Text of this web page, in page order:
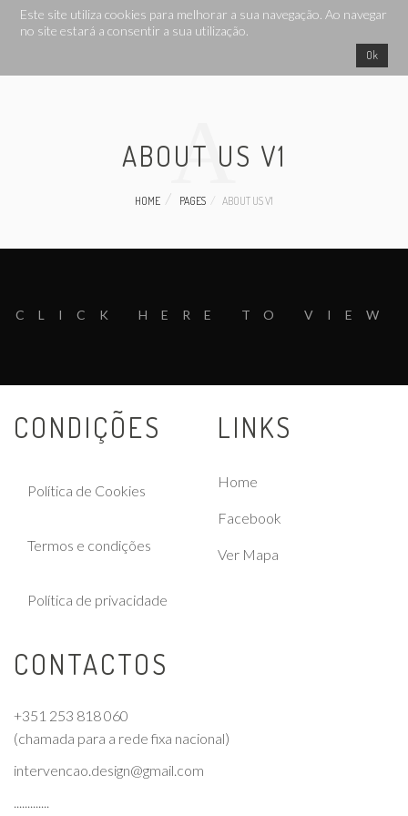
Search ...
A
ABOUT US V1
HOME PAGES ABOUT US V1
CLICK HERE TO VIEW
This page can't load Google Maps correctly.
CONDIÇÕES
Política de Cookies
Termos e condições
Política de privacidade
LINKS
Home
Facebook
Ver Mapa
CONTACTOS
+351 253 818 060
(chamada para a rede fixa nacional)
intervencao.design@gmail.com
.............
Este site utiliza cookies para melhorar a sua navegação. Ao navegar
no site estará a consentir a sua utilização.
Ok